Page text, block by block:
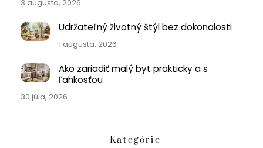
3 augusta, 2026
Udržateľný životný štýl bez dokonalosti
1 augusta, 2026
Ako zariadiť malý byt prakticky a s
ľahkosťou
30 júla, 2026
Kategórie